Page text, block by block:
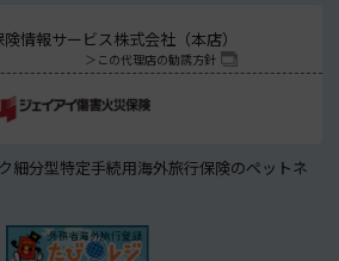
険情報サービス株式会社（本店）
この代理店の勧誘方針
細分型特定手続用海外旅行保険のペットネ